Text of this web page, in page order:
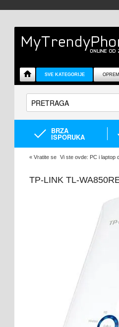
SVE KATEGORIJE
BRZA
ISPORUKA
« Vratite se Vi ste ovde: PC i laptop
TP-LINK TL-